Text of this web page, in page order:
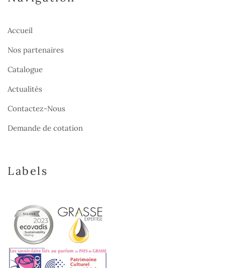
Accueil
Nos partenaires
Catalogue
Actualités
Contactez-Nous
Demande de cotation
Labels